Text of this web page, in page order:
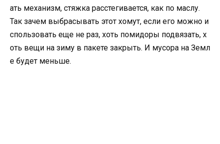
ать механизм, стяжка расстегивается, как по маслу.
Так зачем выбрасывать этот хомут, если его можно и
спользовать еще не раз, хоть помидоры подвязать, х
оть вещи на зиму в пакете закрыть. И мусора на Земл
е будет меньше.